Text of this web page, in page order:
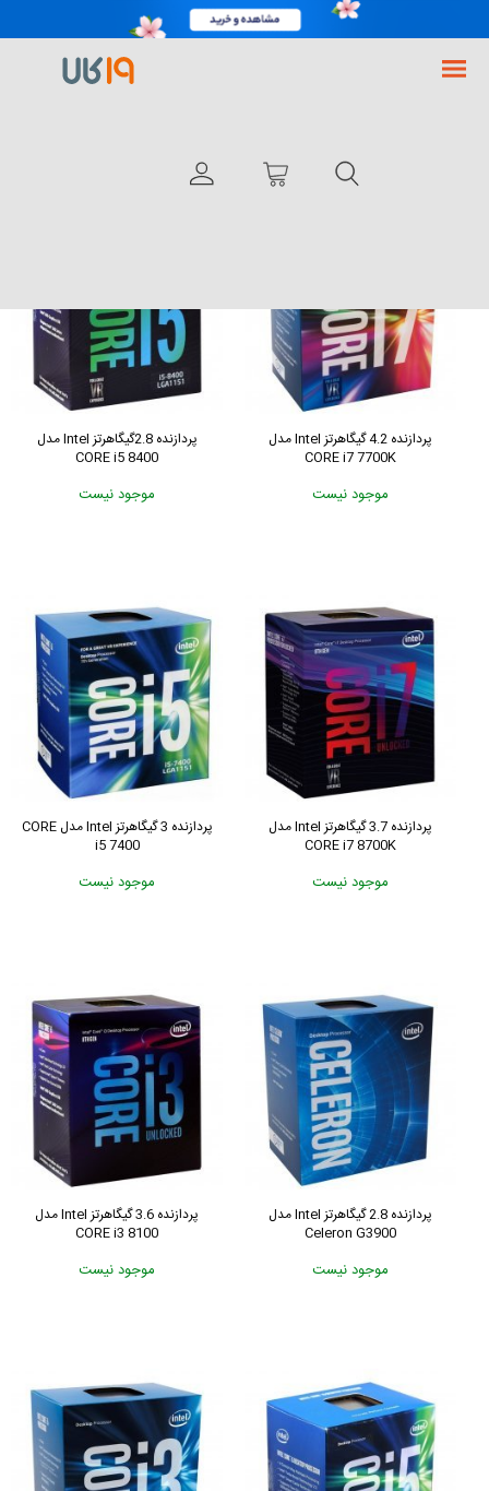
مرتب سازی بر اساس:
پردازنده 4.2 گیگاهرتز Intel مدل
CORE i7 7700K
موجود نیست
پردازنده 2.8گیگاهرتز Intel مدل
CORE i5 8400
موجود نیست
پردازنده 3.7 گیگاهرتز Intel مدل
CORE i7 8700K
موجود نیست
پردازنده 3 گیگاهرتز Intel مدل CORE
i5 7400
موجود نیست
پردازنده 2.8 گیگاهرتز Intel مدل
Celeron G3900
موجود نیست
پردازنده 3.6 گیگاهرتز Intel مدل
CORE i3 8100
موجود نیست